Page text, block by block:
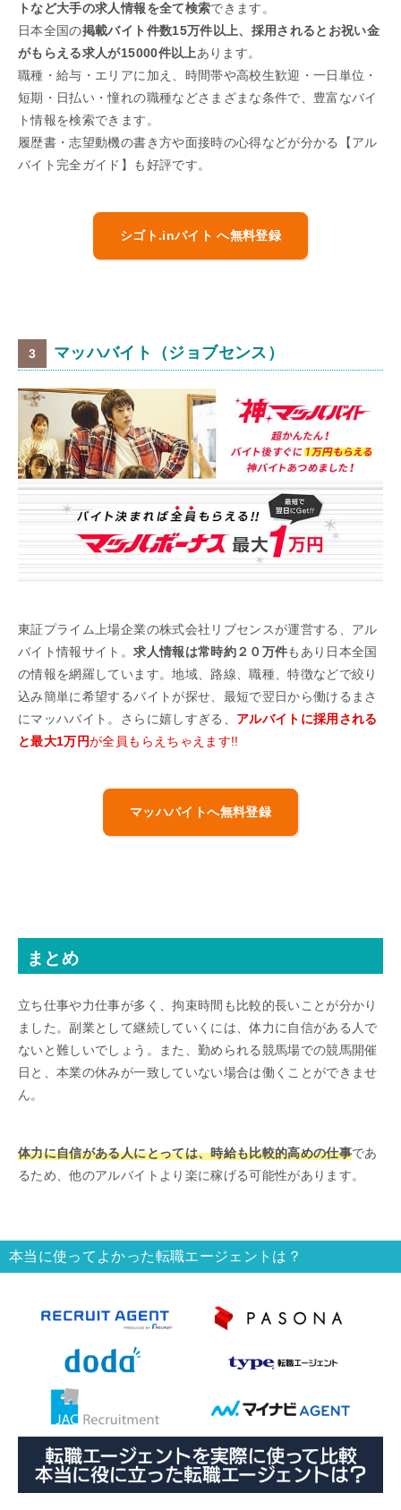
トなど大手の求人情報を全て検索できます。
日本全国の掲載バイト件数15万件以上、採用されるとお祝い金
がもらえる求人が15000件以上あります。
職種・給与・エリアに加え、時間帯や高校生歓迎・一日単位・
短期・日払い・憧れの職種などさまざまな条件で、豊富なバイ
ト情報を検索できます。
履歴書・志望動機の書き方や面接時の心得などが分かる【アル
バイト完全ガイド】も好評です。
シゴト.inバイト へ無料登録
マッハバイト（ジョブセンス）
東証プライム上場企業の株式会社リブセンスが運営する、アル
バイト情報サイト。求人情報は常時約２０万件もあり日本全国
の情報を網羅しています。地域、路線、職種、特徴などで絞り
込み簡単に希望するバイトが探せ、最短で翌日から働けるまさ
にマッハバイト。さらに嬉しすぎる、 アルバイトに採用される
と最大1万円が全員もらえちゃえます!!
マッハバイトへ無料登録
まとめ
立ち仕事や力仕事が多く、拘束時間も比較的長いことが分かり
ました。副業として継続していくには、体力に自信がある人で
ないと難しいでしょう。また、勤められる競馬場での競馬開催
日と、本業の休みが一致していない場合は働くことができませ
ん。
体力に自信がある人にとっては、時給も比較的高めの仕事であ
るため、他のアルバイトより楽に稼げる可能性があります。
本当に使ってよかった転職エージェントは？